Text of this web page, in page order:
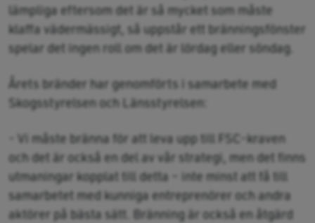
lämpliga eftersom det är så mycket som måste
klaffa vädermässigt, så uppstår ett bränningsfönster
spelar det ingen roll om det är lördag eller söndag.
Årets bränder har genomförts i samarbete med
Skogsstyrelsen och Länsstyrelsen:
- Vi måste bränna för att leva upp till FSC-kraven
och det är också en del av vår strategi, men det finns
utmaningar kopplat till detta – inte minst att få till
samarbetet med kunniga entreprenörer och andra
aktörer på bästa sätt. Bränning är också en åtgärd